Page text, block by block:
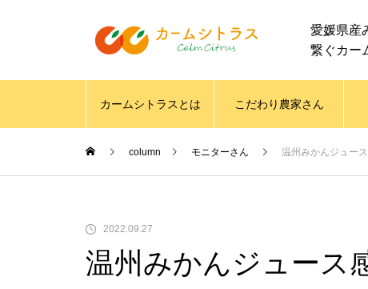
愛媛県産
繋ぐカー
カームシトラスとは こだわり農家さん
column モニターさん 温州みかんジュ
2022.09.27
温州みかんジュー